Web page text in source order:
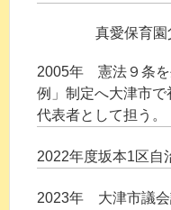
真愛保育園父母
2005年 憲法９条を
例」制定へ大津市
代表者として担う。
2022年度坂本1区自
2023年 大津市議会